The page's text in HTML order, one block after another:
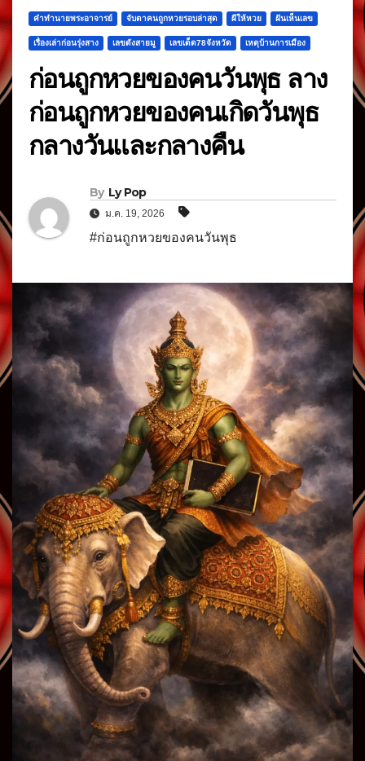
คำทำนายพระอาจารย์ จับตาคนถูกหวยรอบล่าสุด ผีให้หวย ฝันเห็นเลข
เรื่องเล่าก่อนรุ่งสาง เลขดังสายมู เลขเด็ด78จังหวัด เหตุบ้านการเมือง
ก่อนถูกหวยของคนวันพุธ ลาง
ก่อนถูกหวยของคนเกิดวันพุธ
กลางวันและกลางคืน
By Ly Pop
ม.ค. 19, 2026
#ก่อนถูกหวยของคนวันพุธ